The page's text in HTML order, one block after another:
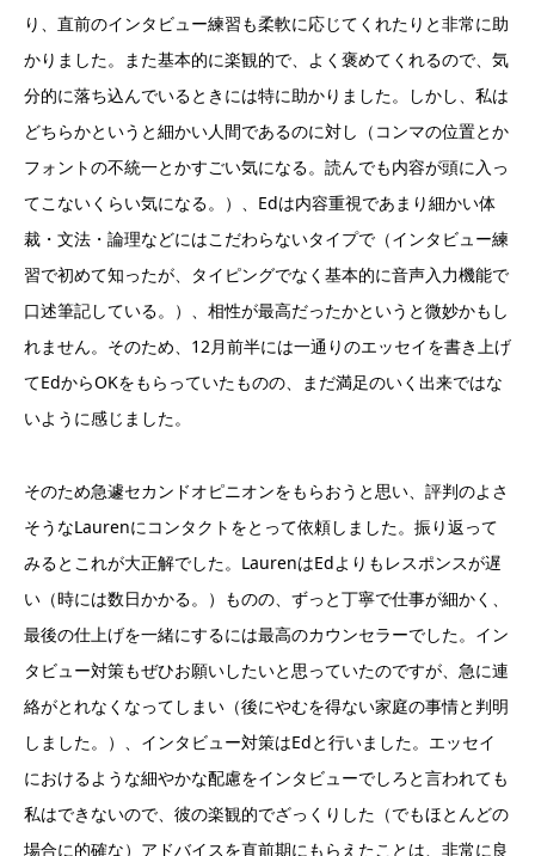
り、直前のインタビュー練習も柔軟に応じてくれたりと非常に助
かりました。また基本的に楽観的で、よく褒めてくれるので、気
分的に落ち込んでいるときには特に助かりました。しかし、私は
どちらかというと細かい人間であるのに対し（コンマの位置とか
フォントの不統一とかすごい気になる。読んでも内容が頭に入っ
てこないくらい気になる。）、Edは内容重視であまり細かい体
裁・文法・論理などにはこだわらないタイプで（インタビュー練
習で初めて知ったが、タイピングでなく基本的に音声入力機能で
口述筆記している。）、相性が最高だったかというと微妙かもし
れません。そのため、12月前半には一通りのエッセイを書き上げ
てEdからOKをもらっていたものの、まだ満足のいく出来ではな
いように感じました。
そのため急遽セカンドオピニオンをもらおうと思い、評判のよさ
そうなLaurenにコンタクトをとって依頼しました。振り返って
みるとこれが大正解でした。LaurenはEdよりもレスポンスが遅
い（時には数日かかる。）ものの、ずっと丁寧で仕事が細かく、
最後の仕上げを一緒にするには最高のカウンセラーでした。イン
タビュー対策もぜひお願いしたいと思っていたのですが、急に連
絡がとれなくなってしまい（後にやむを得ない家庭の事情と判明
しました。）、インタビュー対策はEdと行いました。エッセイ
におけるような細やかな配慮をインタビューでしろと言われても
私はできないので、彼の楽観的でざっくりした（でもほとんどの
場合に的確な）アドバイスを直前期にもらえたことは、非常に良